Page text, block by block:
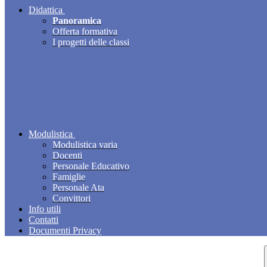
Didattica
Panoramica
Offerta formativa
I progetti delle classi
Modulistica
Modulistica varia
Docenti
Personale Educativo
Famiglie
Personale Ata
Convittori
Info utili
Contatti
Documenti Privacy